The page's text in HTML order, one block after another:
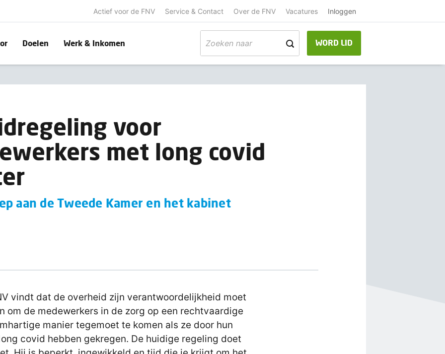
Actief voor de FNV Service & Contact Over de FNV Vacatures Inloggen
Doelen Werk & Inkomen WORD LID
voor
met long covid
aan de Tweede Kamer en het kabinet
vindt dat de overheid zijn verantwoordelijkheid moet
om de medewerkers in de zorg op een rechtvaardige
manier tegemoet te komen als ze door hun
covid hebben gekregen. De huidige regeling doet